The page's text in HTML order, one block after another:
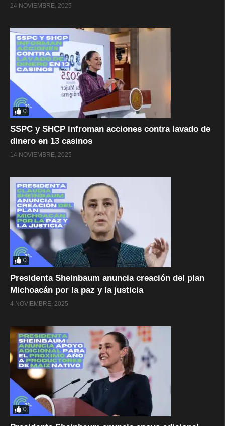
24 NOVIEMBRE, 2025
0
SSPC y SHCP infroman acciones contra lavado de
dinero en 13 casinos
14 NOVIEMBRE, 2025
0
Presidenta Sheinbaum anuncia creación del plan
Michoacán por la paz y la justicia
4 NOVIEMBRE, 2025
0